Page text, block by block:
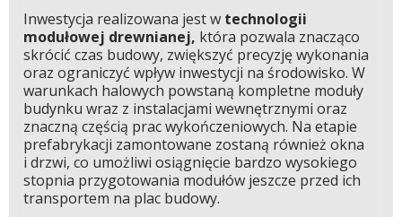
Inwestycja realizowana jest w technologii
modułowej drewnianej, która pozwala znacząco
skrócić czas budowy, zwiększyć precyzję wykonania
oraz ograniczyć wpływ inwestycji na środowisko. W
warunkach halowych powstaną kompletne moduły
budynku wraz z instalacjami wewnętrznymi oraz
znaczną częścią prac wykończeniowych. Na etapie
prefabrykacji zamontowane zostaną również okna
i drzwi, co umożliwi osiągnięcie bardzo wysokiego
stopnia przygotowania modułów jeszcze przed ich
transportem na plac budowy.